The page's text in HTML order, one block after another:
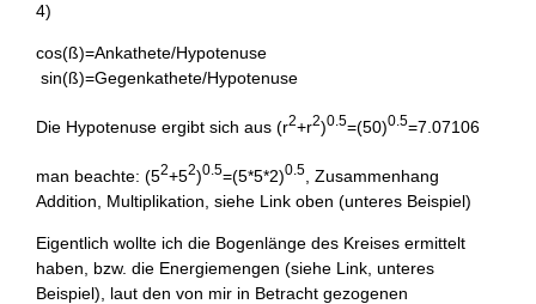
4)
cos(ß)=Ankathete/Hypotenuse
sin(ß)=Gegenkathete/Hypotenuse
Die Hypotenuse ergibt sich aus (r2+r2)0.5=(50)0.5=7.07106
man beachte: (52+52)0.5=(5*5*2)0.5
, Zusammenhang
Addition, Multiplikation, siehe Link oben (unteres Beispiel)
Eigentlich wollte ich die Bogenlänge des Kreises ermittelt
haben, bzw. die Energiemengen (siehe Link, unteres
Beispiel), laut den von mir in Betracht gezogenen